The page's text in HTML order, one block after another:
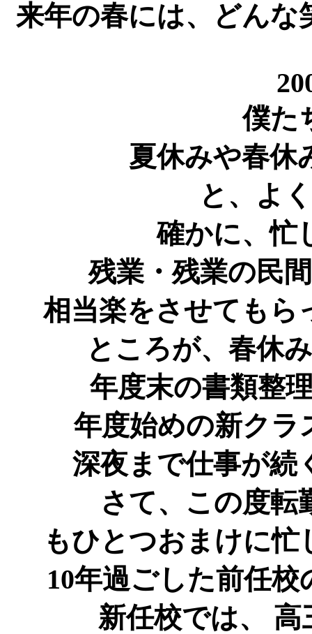
来年の春には、どんな
僕た
夏休みや春休
と、よ
確かに、忙
残業・残業の民
相当楽をさせてもら
ところが、春休
年度末の書類整
年度始めの新クラ
深夜まで仕事が続
さて、この度転
もひとつおまけに
10年過ごした前任
新任校では、